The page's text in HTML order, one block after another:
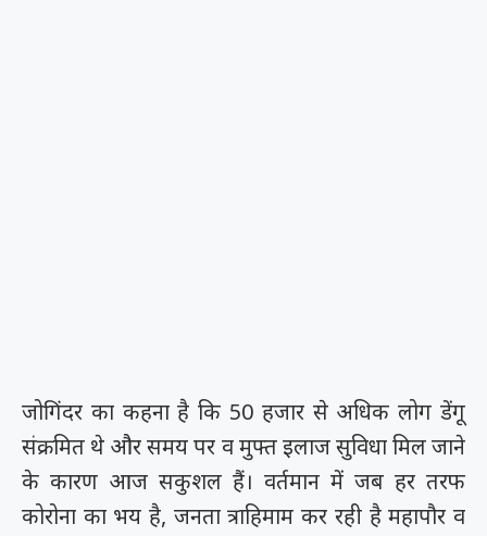
जोगिंदर का कहना है कि 50 हजार से अधिक लोग डेंगू
संक्रमित थे और समय पर व मुफ्त इलाज सुविधा मिल जाने
के कारण आज सकुशल हैं। वर्तमान में जब हर तरफ
कोरोना का भय है, जनता त्राहिमाम कर रही है महापौर व